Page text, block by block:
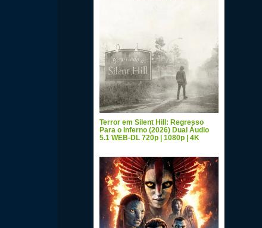
Terror em Silent Hill: Regresso
Para o Inferno (2026) Dual Áudio
5.1 WEB-DL 720p | 1080p | 4K